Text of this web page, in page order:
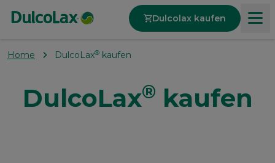
Dulcolax kaufen
Produkte
Über Verstopfung
Home DulcoLax® kaufen
DulcoLax® kaufen